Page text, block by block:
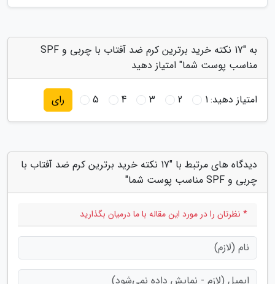
به "17 نکته خرید برترین کرم ضد آفتاب با چربی و SPF
مناسب پوست شما" امتیاز دهید
امتیاز دهید:1
2
3
4
5 رای
دیدگاه های مرتبط با "17 نکته خرید برترین کرم ضد آفتاب با
چربی و SPF مناسب پوست شما"
* نظرتان را در مورد این مقاله با ما درمیان بگذارید